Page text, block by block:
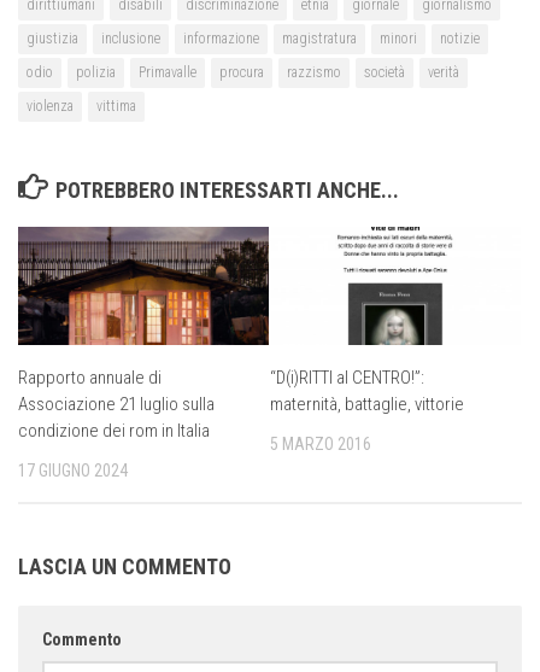
dirittiumani disabili discriminazione etnia giornale
giornalismo
giustizia
inclusione informazione magistratura minori
notizie
odio
polizia Primavalle procura razzismo società
verità
violenza
vittima
POTREBBERO INTERESSARTI ANCHE...
Rapporto annuale di
Associazione 21 luglio sulla
condizione dei rom in Italia
17 GIUGNO 2024
“D(i)RITTI al CENTRO!”:
maternità, battaglie, vittorie
5 MARZO 2016
LASCIA UN COMMENTO
Commento